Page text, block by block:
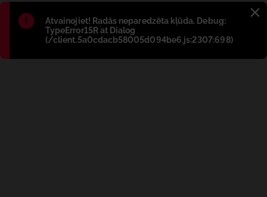
Błąd:
Atvainojiet! Radās neparedzēta kļūda. Debug:
TypeError15R at Dialog
(/client.5a0cdacb58005d094be6.js:2307:698)